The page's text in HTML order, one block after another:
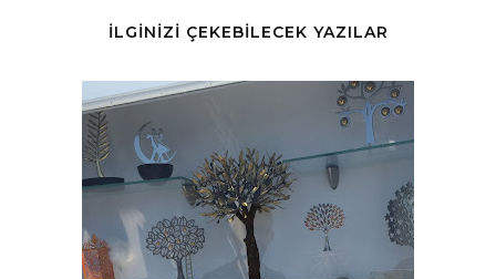
İLGİNİZİ ÇEKEBİLECEK YAZILAR